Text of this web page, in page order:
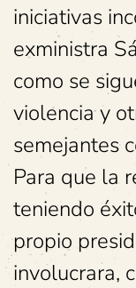
iniciativas
exministra
como se
violencia y
semejantes
Para que la
teniendo
propio
involucrara,